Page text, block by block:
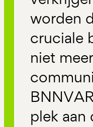
worden
cruciale
niet
plek aan